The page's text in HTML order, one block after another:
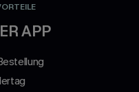
APP